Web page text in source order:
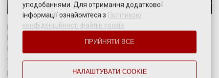
уподобаннями. Для отримання додаткової
інформації ознайомтеся з
Політикою
конфіденційності файлів cookie
ПРИЙНЯТИ ВСЕ
НАЛАШТУВАТИ COOKIE
Rasakan kelezatan hidangan terbaik yang disajikan di Hotel
Pangeran Beach Padang. Kami menghadirkan berbagai pilihan
menu khas Minang, masakan Indonesia, dan internasional yang
diolah dengan bahan segar dan cita rasa istimewa.
Nikmati pengalaman bersantap di berbagai pilihan venue kami: